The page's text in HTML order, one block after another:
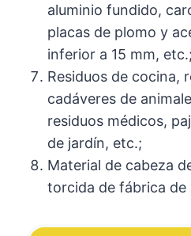
aluminio fundido,
placas de plomo y
inferior a 15 mm, etc.;
Residuos de cocina,
cadáveres de
residuos médicos,
de jardín, etc.;
Material de cabeza
torcida de fábrica de